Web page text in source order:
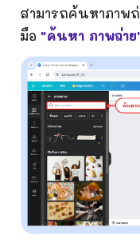
สามารถค้นหาภาพ
มือ "ค้นหาภาพถ่าย